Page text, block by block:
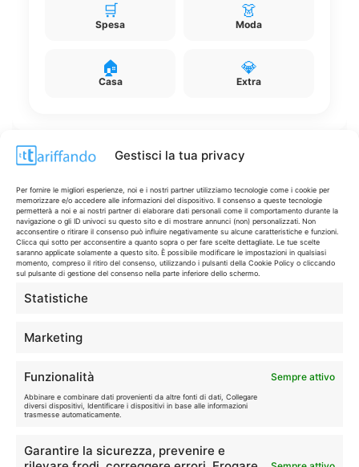
Gestisci la tua privacy
Per fornire le migliori esperienze, noi e i nostri partner utilizziamo tecnologie come i cookie per
memorizzare e/o accedere alle informazioni del dispositivo. Il consenso a queste tecnologie
permetterà a noi e ai nostri partner di elaborare dati personali come il comportamento durante la
navigazione o gli ID univoci su questo sito e di mostrare annunci (non) personalizzati. Non
acconsentire o ritirare il consenso può influire negativamente su alcune caratteristiche e funzioni.
Clicca qui sotto per acconsentire a quanto sopra o per fare scelte dettagliate. Le tue scelte
saranno applicate solamente a questo sito. È possibile modificare le impostazioni in qualsiasi
momento, compreso il ritiro del consenso, utilizzando i pulsanti della Cookie Policy o cliccando
sul pulsante di gestione del consenso nella parte inferiore dello schermo.
Statistiche
Marketing
Funzionalità Sempre attivo
Abbinare e combinare dati provenienti da altre fonti di dati, Collegare
diversi dispositivi, Identificare i dispositivi in base alle informazioni
trasmesse automaticamente.
Garantire la sicurezza, prevenire e
🛒
Spesa
👗
Moda
🏠
Casa
💎
Extra
Disclaimer
I marchi citati appartengono ai rispettivi proprietari. Le offerte
segnalate possono subire variazioni: verifica sempre le condizioni
sui siti ufficiali.
guadagno dagli acquisti idonei.
Note Legali|Cookie Policy